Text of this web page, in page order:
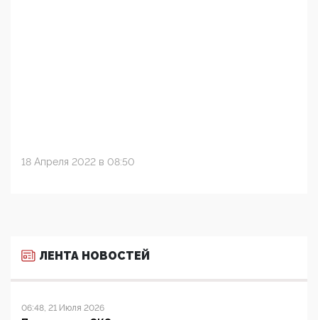
18 Апреля 2022 в 08:50
ЛЕНТА НОВОСТЕЙ
06:48, 21 Июля 2026